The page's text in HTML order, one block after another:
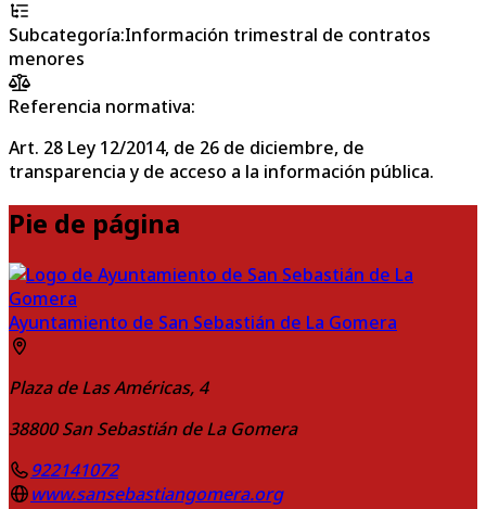
Subcategoría:Información trimestral de contratos
menores
Referencia normativa:
Art. 28 Ley 12/2014, de 26 de diciembre, de
transparencia y de acceso a la información pública.
Pie de página
Ayuntamiento de San Sebastián de La Gomera
Plaza de Las Américas, 4
38800 San Sebastián de La Gomera
922141072
www.sansebastiangomera.org